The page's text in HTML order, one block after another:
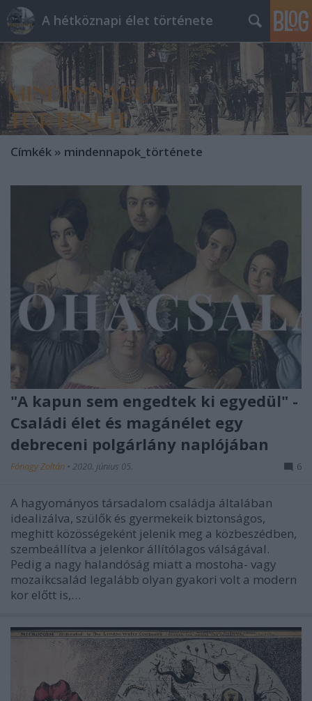
A hétköznapi élet története
Címkék » mindennapok_története
"A kapun sem engedtek ki egyedül" -
Családi élet és magánélet egy
debreceni polgárlány naplójában
Fónagy Zoltán • 2020. június 05. 6
A hagyományos társadalom családja általában
idealizálva, szülők és gyermekeik biztonságos,
meghitt közösségeként jelenik meg a közbeszédben,
szembeállítva a jelenkor állítólagos válságával.
Pedig a nagy halandóság miatt a mostoha- vagy
mozaikcsalád legalább olyan gyakori volt a modern
kor előtt is,…